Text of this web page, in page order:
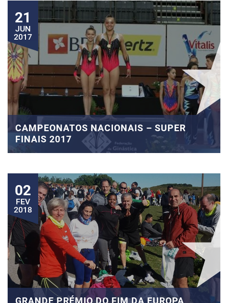
21
JUN
2017
CAMPEONATOS NACIONAIS – SUPER
FINAIS 2017
02
FEV
2018
GRANDE PRÉMIO DO FIM DA EUROPA